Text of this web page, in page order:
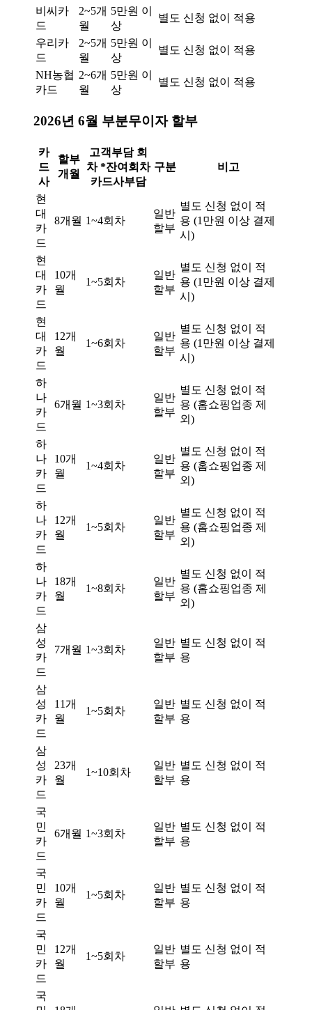
비씨카
드
2~5개
월
5만원 이
상
별도 신청 없이 적용
우리카
드
2~5개
월
5만원 이
상
별도 신청 없이 적용
NH농협
카드
2~6개
월
5만원 이
상
별도 신청 없이 적용
2026년 6월 부분무이자 할부
카
드
사
할부
개월
고객부담 회
차 *잔여회차
카드사부담
구분 비고
현
대
카
드
8개월 1~4회차
일반
할부
별도 신청 없이 적
용 (1만원 이상 결제
시)
현
대
카
드
10개
월
1~5회차
일반
할부
별도 신청 없이 적
용 (1만원 이상 결제
시)
현
대
카
드
12개
월
1~6회차
일반
할부
별도 신청 없이 적
용 (1만원 이상 결제
시)
하
나
카
드
6개월 1~3회차
일반
할부
별도 신청 없이 적
용 (홈쇼핑업종 제
외)
하
나
카
드
10개
월
1~4회차
일반
할부
별도 신청 없이 적
용 (홈쇼핑업종 제
외)
하
나
카
드
12개
월
1~5회차
일반
할부
별도 신청 없이 적
용 (홈쇼핑업종 제
외)
하
나
카
드
18개
월
1~8회차
일반
할부
별도 신청 없이 적
용 (홈쇼핑업종 제
외)
삼
성
카
드
7개월 1~3회차
일반
할부
별도 신청 없이 적
용
삼
성
카
드
11개
월
1~5회차
일반
할부
별도 신청 없이 적
용
삼
성
카
드
23개
월
1~10회차
일반
할부
별도 신청 없이 적
용
국
민
카
드
6개월 1~3회차
일반
할부
별도 신청 없이 적
용
국
민
카
드
10개
월
1~5회차
일반
할부
별도 신청 없이 적
용
국
민
카
드
12개
월
1~5회차
일반
할부
별도 신청 없이 적
용
국